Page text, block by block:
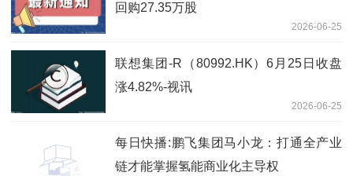
回购27.35万股
2026-06-25
联想集团-R（80992.HK）6月25日收盘
涨4.82%-视讯
2026-06-25
每日快播:鹏飞集团马小龙：打通全产业
链才能掌握氢能商业化主导权